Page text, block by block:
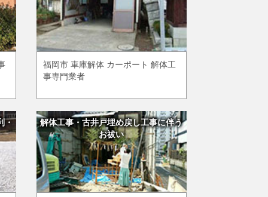
福岡市 車庫解体 カーポート 解体工
事専門業者
・
解体工事・古井戸埋め戻し工事に伴う
お祓い